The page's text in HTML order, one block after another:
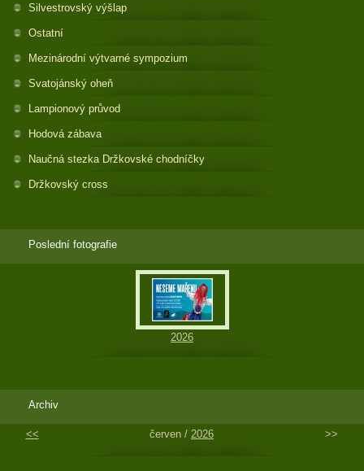
Silvestrovský výšlap
Ostatní
Mezinárodní výtvarné sympozium
Svatojánský oheň
Lampionový průvod
Hodová zábava
Naučná stezka Držkovské chodníčky
Držkovský cross
Poslední fotografie
2026
Archiv
<< červen / 2026 >>